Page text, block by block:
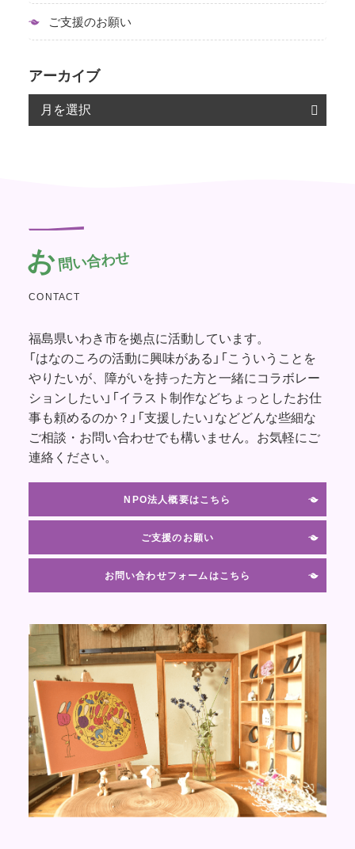
ご支援のお願い
アーカイブ
お問い合わせ
CONTACT
福島県いわき市を拠点に活動しています。
「はなのころの活動に興味がある」「こういうことを
やりたいが、障がいを持った方と一緒にコラボレー
ションしたい」「イラスト制作などちょっとしたお仕
事も頼めるのか？」「支援したい」などどんな些細な
ご相談・お問い合わせでも構いません。お気軽にご
連絡ください。
NPO法人概要はこちら
ご支援のお願い
お問い合わせフォームはこちら